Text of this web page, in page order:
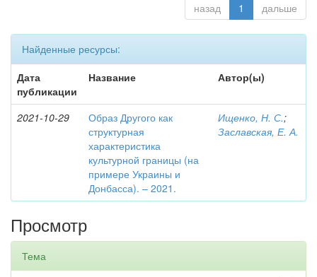
назад 1 дальше
Найденные ресурсы:
Дата
публикации
Название Автор(ы)
2021-10-29
Образ Другого как
структурная
характеристика
культурной границы (на
примере Украины и
Донбасса). – 2021.
Ищенко, Н. С.;
Заславская, Е. А.
Просмотр
Тема